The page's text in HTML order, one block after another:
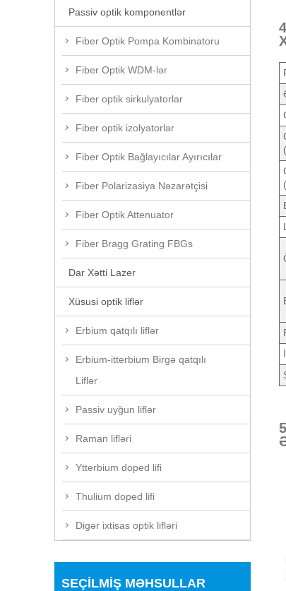
Passiv optik komponentlər
Fiber Optik Pompa Kombinatoru
Fiber Optik WDM-lər
Fiber optik sirkulyatorlar
Fiber optik izolyatorlar
Fiber Optik Bağlayıcılar Ayırıcılar
Fiber Polarizasiya Nəzarətçisi
Fiber Optik Attenuator
Fiber Bragg Grating FBGs
Dar Xətti Lazer
Xüsusi optik liflər
Erbium qatqılı liflər
Erbium-itterbium Birgə qatqılı
Liflər
Passiv uyğun liflər
Raman lifləri
Ytterbium doped lifi
Thulium doped lifi
Digər ixtisas optik lifləri
SEÇILMIŞ MƏHSULLAR